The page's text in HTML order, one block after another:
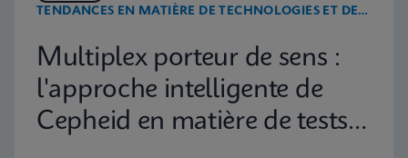
TENDANCES EN MATIÈRE DE TECHNOLOGIES ET DE
Multiplex porteur de sens :
l'approche intelligente de
Cepheid en matière de tests